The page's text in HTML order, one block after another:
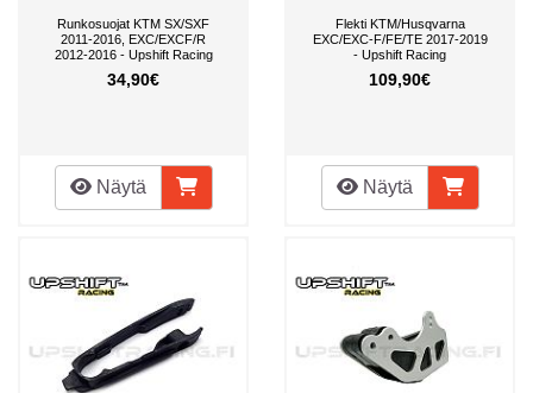
Runkosuojat KTM SX/SXF
2011-2016, EXC/EXCF/R
2012-2016 - Upshift Racing
34,90€
Näytä
Flekti KTM/Husqvarna
EXC/EXC-F/FE/TE 2017-2019
- Upshift Racing
109,90€
Näytä